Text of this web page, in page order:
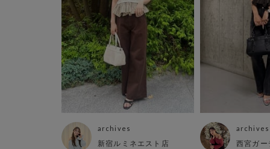
archives
新宿ルミネエスト店
archives
西宮ガ